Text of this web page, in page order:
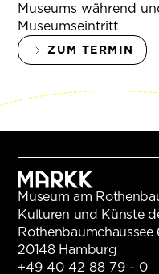
Museums während
Museumseintritt
ZUM TERMIN
Museum am
Kulturen und Künste
Rothenbaumchaussee
20148 Hamburg
+49 40 42 88 79 - 0